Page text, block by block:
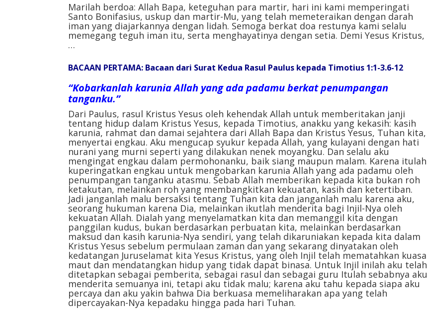
Marilah berdoa: Allah Bapa, keteguhan para martir, hari ini kami memperingati
Santo Bonifasius, uskup dan martir-Mu, yang telah memeteraikan dengan darah
iman yang diajarkannya dengan lidah. Semoga berkat doa restunya kami selalu
memegang teguh iman itu, serta menghayatinya dengan setia. Demi Yesus Kristus,
…
BACAAN PERTAMA: Bacaan dari Surat Kedua Rasul Paulus kepada Timotius 1:1-3.6-12
“Kobarkanlah karunia Allah yang ada padamu berkat penumpangan
tanganku.”
Dari Paulus, rasul Kristus Yesus oleh kehendak Allah untuk memberitakan janji
tentang hidup dalam Kristus Yesus, kepada Timotius, anakku yang kekasih: kasih
karunia, rahmat dan damai sejahtera dari Allah Bapa dan Kristus Yesus, Tuhan kita,
menyertai engkau. Aku mengucap syukur kepada Allah, yang kulayani dengan hati
nurani yang murni seperti yang dilakukan nenek moyangku. Dan selalu aku
mengingat engkau dalam permohonanku, baik siang maupun malam. Karena itulah
kuperingatkan engkau untuk mengobarkan karunia Allah yang ada padamu oleh
penumpangan tanganku atasmu. Sebab Allah memberikan kepada kita bukan roh
ketakutan, melainkan roh yang membangkitkan kekuatan, kasih dan ketertiban.
Jadi janganlah malu bersaksi tentang Tuhan kita dan janganlah malu karena aku,
seorang hukuman karena Dia, melainkan ikutlah menderita bagi Injil-Nya oleh
kekuatan Allah. Dialah yang menyelamatkan kita dan memanggil kita dengan
panggilan kudus, bukan berdasarkan perbuatan kita, melainkan berdasarkan
maksud dan kasih karunia-Nya sendiri, yang telah dikaruniakan kepada kita dalam
Kristus Yesus sebelum permulaan zaman dan yang sekarang dinyatakan oleh
kedatangan Juruselamat kita Yesus Kristus, yang oleh Injil telah mematahkan kuasa
maut dan mendatangkan hidup yang tidak dapat binasa. Untuk Injil inilah aku telah
ditetapkan sebagai pemberita, sebagai rasul dan sebagai guru Itulah sebabnya aku
menderita semuanya ini, tetapi aku tidak malu; karena aku tahu kepada siapa aku
percaya dan aku yakin bahwa Dia berkuasa memeliharakan apa yang telah
dipercayakan-Nya kepadaku hingga pada hari Tuhan.